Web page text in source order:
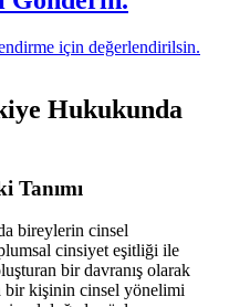
için değerlendirilsin.
Hukukunda
Tanımı
bireylerin cinsel
cinsiyet eşitliği ile
bir davranış olarak
bir kişinin cinsel yönelimi